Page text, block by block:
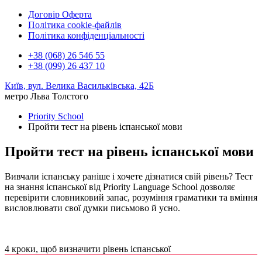
Договір Оферта
Політика cookie-файлів
Політика конфіденціальності
+38 (068) 26 546 55
+38 (099) 26 437 10
Київ, вул. Велика Васильківська, 42Б
метро Льва Толстого
Priority School
Пройти тест на рівень іспанської мови
Пройти тест на рівень іспанської мови
Вивчали іспанську раніше і хочете дізнатися свій рівень? Тест
на знання іспанської від Priority Language School дозволяє
перевірити словниковий запас, розуміння граматики та вміння
висловлювати свої думки письмово й усно.
4 кроки, щоб визначити рівень іспанської